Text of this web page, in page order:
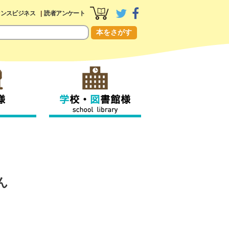
スビジネス 読者アンケート
本をさがす